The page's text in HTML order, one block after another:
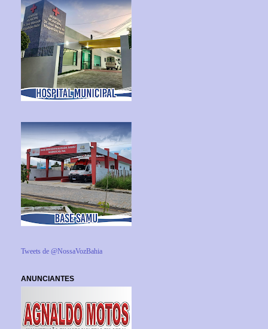
Tweets de @NossaVozBahia
ANUNCIANTES